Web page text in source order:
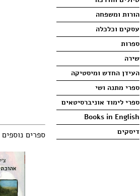
הורות ומשפחה
עסקים וכלכלה
ספרות
שירה
העידן החדש ומיסטיקה
ספרי מתנה ושי
ספרי לימוד אוניברסיטאים
Books in English
דיסקים
ספרים